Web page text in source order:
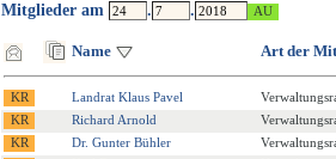
Mitglieder am . .
Name Art der
Landrat Klaus Pavel
Richard Arnold
Dr. Gunter Bühler